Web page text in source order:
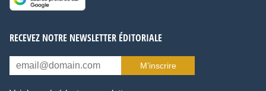
RECEVEZ NOTRE NEWSLETTER ÉDITORIALE
M’inscrire